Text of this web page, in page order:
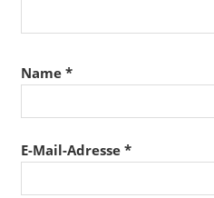
Name *
E-Mail-Adresse *